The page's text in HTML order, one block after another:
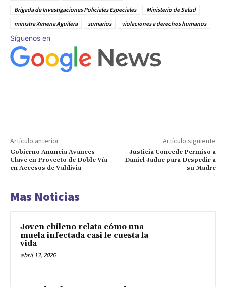
Brigada de Investigaciones Policiales Especiales
Ministerio de Salud
ministra Ximena Aguilera
sumarios violaciones a derechos humanos
Síguenos en
Artículo anterior
Gobierno Anuncia Avances
Clave en Proyecto de Doble Vía
en Accesos de Valdivia
Artículo siguiente
Justicia Concede Permiso a
Daniel Jadue para Despedir a
su Madre
Mas Noticias
Joven chileno relata cómo una
muela infectada casi le cuesta la
vida
abril 13, 2026